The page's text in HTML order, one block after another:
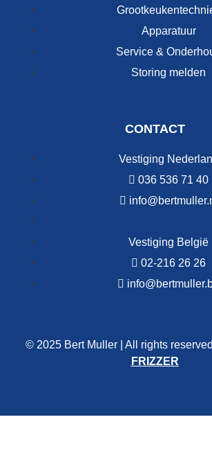
Apparatuur
Service &
Storing melden
CONTACT
Vestiging
036 536 71 40
Vestiging België
02-216 26 26
© 2025 Bert Muller | All rights
FRIZZER